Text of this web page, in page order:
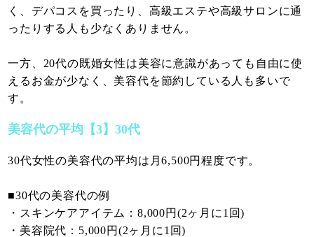
く、デパコスを買ったり、高級エステや高級サロンに通
ったりする人も少なくありません。
一方、20代の既婚女性は美容に意識があっても自由に使
えるお金が少なく、美容代を節約している人も多いで
す。
美容代の平均【3】30代
30代女性の美容代の平均は月6,500円程度です。
■30代の美容代の例
・スキンケアアイテム：8,000円(2ヶ月に1回)
・美容院代：5,000円(2ヶ月に1回)